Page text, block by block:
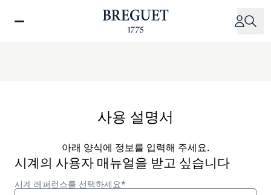
사용 설명서
아래 양식에 정보를 입력해 주세요.
시계의 사용자 매뉴얼을 받고 싶습니다
시계 레퍼런스를 선택하세요*